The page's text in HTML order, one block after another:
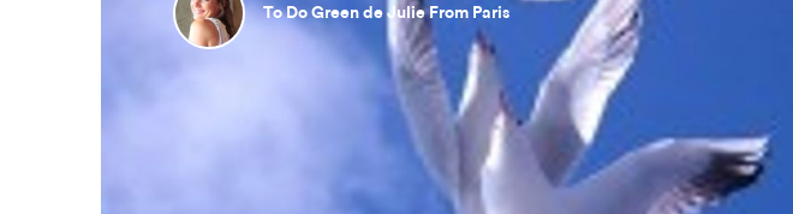
To Do Green de Julie From Paris